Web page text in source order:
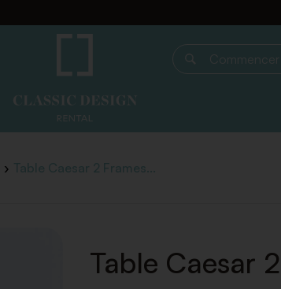
Commencer la
Table Caesar 2 Frames...
Table Caesar